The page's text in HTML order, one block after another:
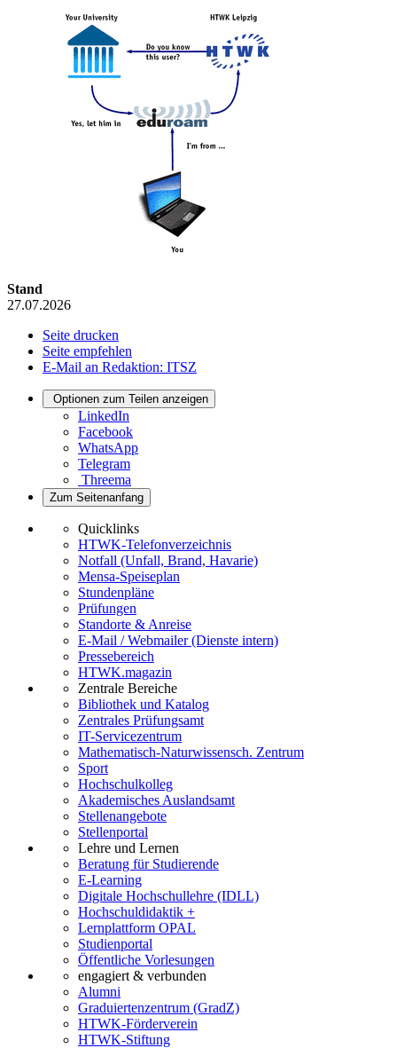
Stand
27.07.2026
Seite drucken
Seite empfehlen
E-Mail an Redaktion: ITSZ
Optionen zum Teilen anzeigen
LinkedIn
Facebook
WhatsApp
Telegram
Threema
Zum Seitenanfang
Quicklinks
HTWK-Telefonverzeichnis
Notfall (Unfall, Brand, Havarie)
Mensa-Speiseplan
Stundenpläne
Prüfungen
Standorte & Anreise
E-Mail / Webmailer (Dienste intern)
Pressebereich
HTWK.magazin
Zentrale Bereiche
Bibliothek und Katalog
Zentrales Prüfungsamt
IT-Servicezentrum
Mathematisch-Naturwissensch. Zentrum
Sport
Hochschulkolleg
Akademisches Auslandsamt
Stellenangebote
Stellenportal
Lehre und Lernen
Beratung für Studierende
E-Learning
Digitale Hochschullehre (IDLL)
Hochschuldidaktik +
Lernplattform OPAL
Studienportal
Öffentliche Vorlesungen
engagiert & verbunden
Alumni
Graduiertenzentrum (GradZ)
HTWK-Förderverein
HTWK-Stiftung